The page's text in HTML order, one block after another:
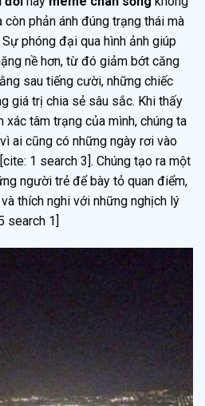
phản ánh đúng trạng thái mà
phóng đại qua hình ảnh giúp
nề hơn, từ đó giảm bớt căng
sau tiếng cười, những chiếc
giá trị chia sẻ sâu sắc. Khi thấy
xác tâm trạng của mình, chúng ta
ai cũng có những ngày rơi vào
1 search 3]. Chúng tạo ra một
người trẻ để bày tỏ quan điểm,
thích nghi với những nghịch lý
search 1]